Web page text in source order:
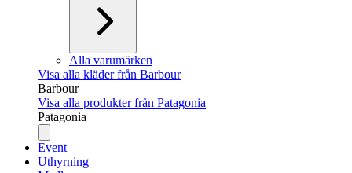
Alla varumärken
Visa alla kläder från Barbour
Barbour
Visa alla produkter från Patagonia
Patagonia
Event
Uthyrning